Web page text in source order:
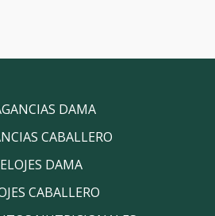
DAMA
CABALLERO
DAMA
CABALLERO